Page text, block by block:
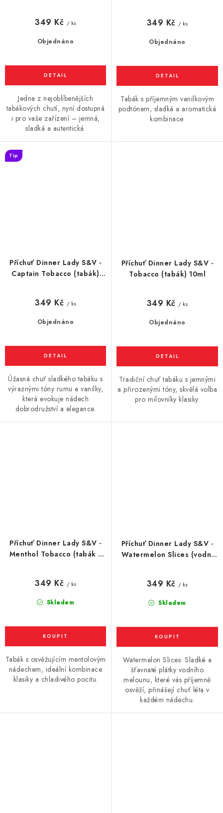
Objednáno
349 Kč / ks
Jedna z nejoblíbenějších
tabákových chutí, nyní dostupná
i pro vaše zařízení – jemná,
sladká a autentická.
Objednáno
349 Kč / ks
Tabák s příjemným vanilkovým
podtónem, sladká a aromatická
kombinace.
Příchuť Dinner Lady S&V -
Captain Tobacco (tabák)
Tip
Objednáno
349 Kč / ks
Úžasná chuť sladkého tabáku s
výraznými tóny rumu a vanilky,
která evokuje nádech
dobrodružství a elegance.
Příchuť Dinner Lady S&V -
Tobacco (tabák) 10ml
Objednáno
349 Kč / ks
Tradiční chuť tabáku s jemnými
a přirozenými tóny, skvělá volba
pro milovníky klasiky.
Příchuť Dinner Lady S&V -
Menthol Tobacco (tabák s
Skladem
349 Kč / ks
Tabák s osvěžujícím mentolovým
nádechem, ideální kombinace
klasiky a chladivého pocitu.
Příchuť Dinner Lady S&V -
Watermelon Slices (vodní
Skladem
349 Kč / ks
Watermelon Slices: Sladké a
šťavnaté plátky vodního
melounu, které vás příjemně
osvěží, přinášejí chuť léta v
každém nádechu.